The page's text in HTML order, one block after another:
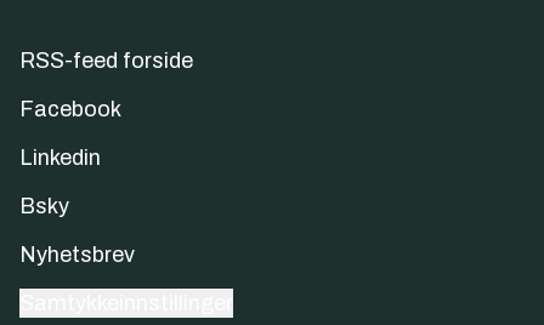
RSS-feed forside
Facebook
Linkedin
Bsky
Nyhetsbrev